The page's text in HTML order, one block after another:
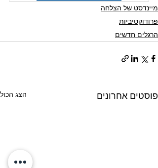
מיינדסט של הצלחה
פרודוקטיביות
הרגלים חדשים
פוסטים אחרונים הצג הכול